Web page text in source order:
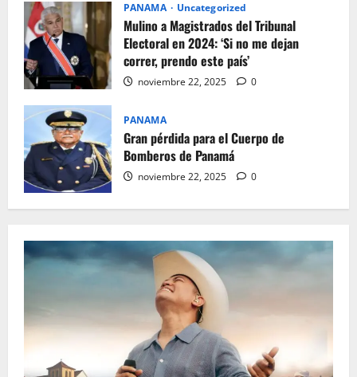
PANAMA Uncategorized
Mulino a Magistrados del Tribunal
Electoral en 2024: ‘Si no me dejan
correr, prendo este país’
noviembre 22, 2025 0
PANAMA
Gran pérdida para el Cuerpo de
Bomberos de Panamá
noviembre 22, 2025 0